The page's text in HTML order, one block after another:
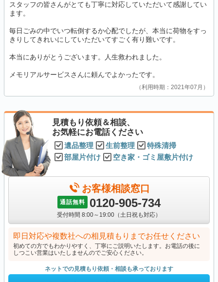
スタッフの皆さんがとても丁寧に対応していただいて感謝してい
ます。
毎日ごみの中でいつ転倒するか心配でしたが、本当に荷物をすっ
きりしてきれいにしていただいてすごく有り難いです。
本当にありがとうございます。人生救われました。
メモリアルサービスさんに頼んでよかったです。
利用時期：2021年07月
見積もり依頼＆相談、
お気軽にお電話ください
遺品整理 生前整理
特殊清掃
部屋片付け
空き家・ゴミ屋敷片付け
お客様相談窓口
通話無料 0120-905-734
受付時間 8:00～19:00（土日祝も対応）
即日対応や複数社への相見積もりまでお任せください
初めての方でもわかりやすく、丁寧にご説明いたします。お電話の後に
しつこい営業はいたしませんのでご安心ください。
ネットでの見積もり依頼・相談も承っております